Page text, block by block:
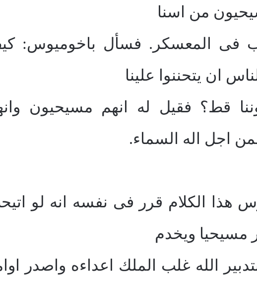
من اسنا
فى المعسكر. فسأل باخوميوس:
ان يتحننوا علينا
قط؟ فقيل له انهم مسيحيون
اجل اله السماء.
هذا الكلام قرر فى نفسه انه لو
مسيحيا ويخدم
الله غلب الملك اعداءه واصدر